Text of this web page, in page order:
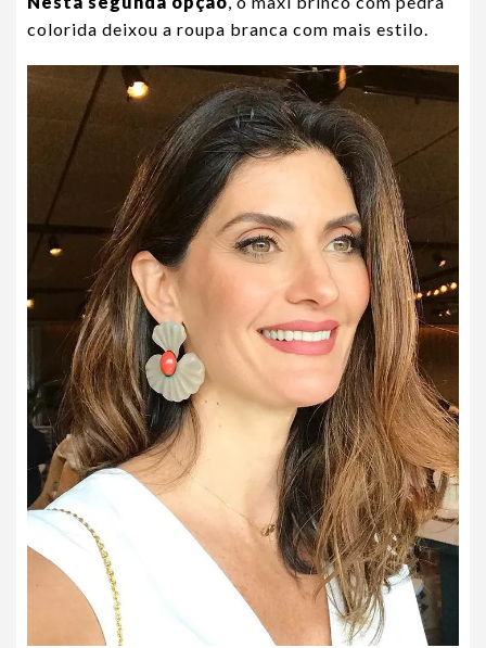
colorida deixou a roupa branca com mais estilo.